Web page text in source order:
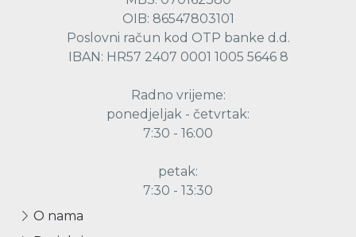
OIB: 86547803101
Poslovni račun kod OTP banke d.d.
IBAN: HR57 2407 0001 1005 5646 8
Radno vrijeme:
ponedjeljak - četvrtak:
7:30 - 16:00
petak:
7:30 - 13:30
O nama